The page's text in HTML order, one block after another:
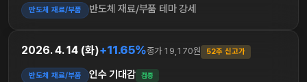
반도체 재료/부품 반도체 재료/부품 테마 강세
2026. 4. 14 (화)+11.65%종가 19,170원 52주 신고가
반도체 재료/부품 인수 기대감 검증